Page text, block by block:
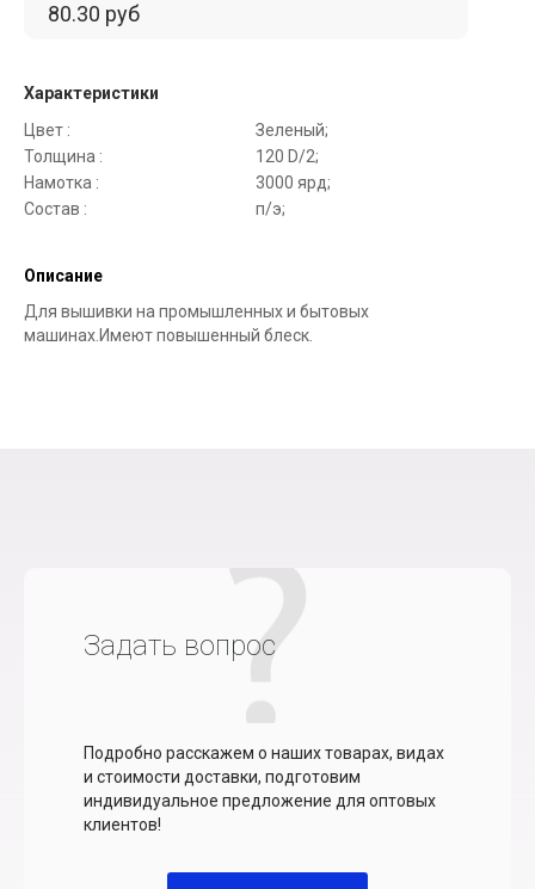
80.30 руб
Характеристики
Цвет :
Зеленый;
Толщина :
120 D/2;
Намотка :
3000 ярд;
Состав :
п/э;
Описание
Для вышивки на промышленных и бытовых
машинах.Имеют повышенный блеск.
Задать вопрос
Подробно расскажем о наших товарах, видах
и стоимости доставки, подготовим
индивидуальное предложение для оптовых
клиентов!